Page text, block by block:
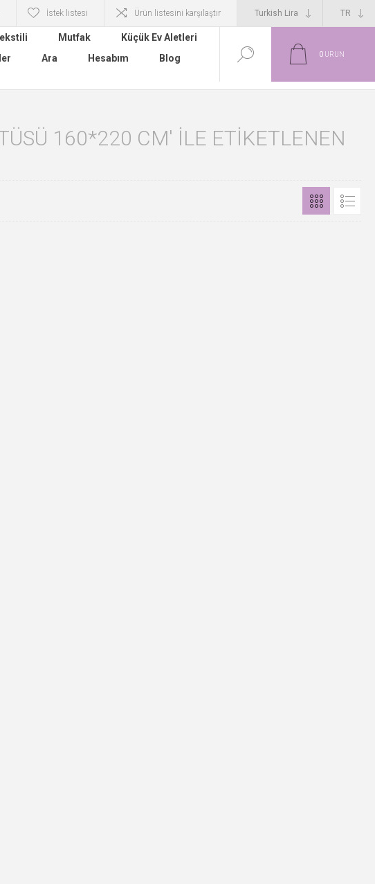
İstek listesi Ürün listesini karşılaştır
Mutfak
Küçük Ev Aletleri
Ara Hesabım
Blog
0 ÜRÜN
160*220 CM' ILE ETIKETLENEN